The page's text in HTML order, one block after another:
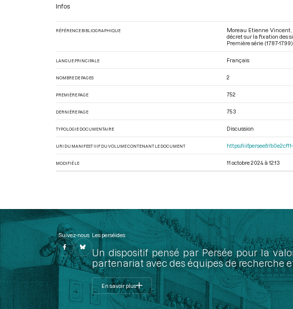
Infos
RÉFÉRENCE BIBLIOGRAPHIQUE
Moreau Etienne Vincent,
décret sur la fixation des
Première série (1787-
LANGUE PRINCIPALE Français
NOMBRE DE PAGES 2
PREMIÈRE PAGE 752
DERNIÈRE PAGE 753
TYPOLOGIE DOCUMENTAIRE Discussion
URI DU MANIFEST IIIF DU VOLUME CONTENANT LE DOCUMENT https://iiif.persee.fr/
MODIFIÉ LE 11 octobre 2024 à 12:13
Suivez-nous Les perséides
Un dispositif pensé par Persée pour la
partenariat avec des équipes de recherche
En savoir plus